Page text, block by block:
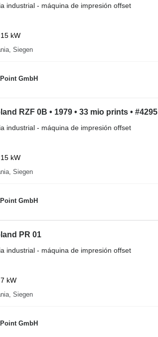
industrial - máquina de impresión offset
15 kW
Siegen
GmbH
RZF 0B • 1979 • 33 mio prints • #4295
industrial - máquina de impresión offset
15 kW
Siegen
GmbH
PR 01
industrial - máquina de impresión offset
7 kW
Siegen
GmbH